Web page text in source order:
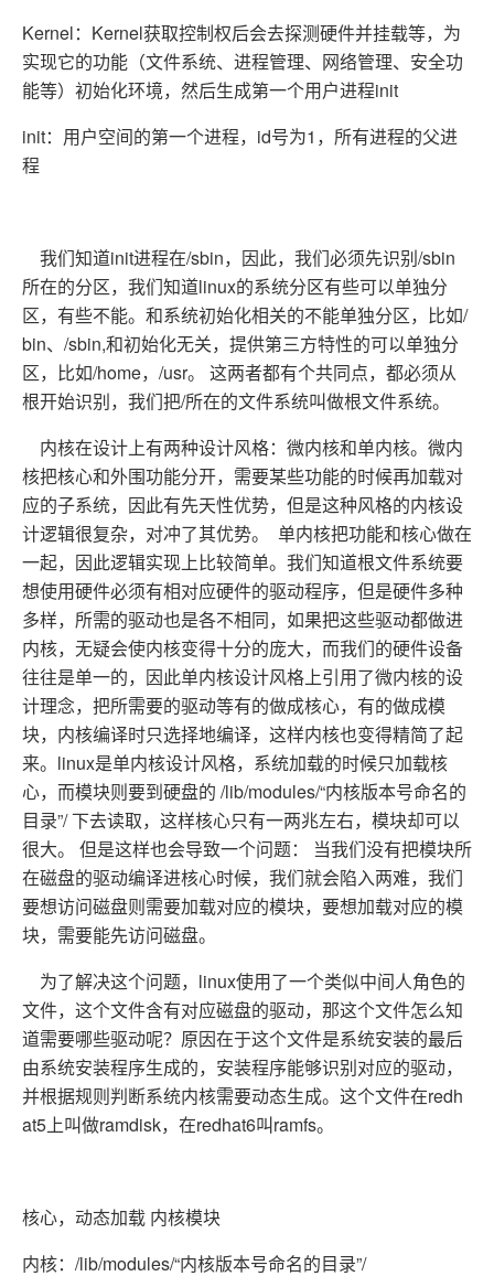
Kernel：Kernel获取控制权后会去探测硬件并挂载等，为
实现它的功能（文件系统、进程管理、网络管理、安全功
能等）初始化环境，然后生成第一个用户进程init
init：用户空间的第一个进程，id号为1，所有进程的父进
程
我们知道init进程在/sbin，因此，我们必须先识别/sbin
所在的分区，我们知道linux的系统分区有些可以单独分
区，有些不能。和系统初始化相关的不能单独分区，比如/
bin、/sbin,和初始化无关，提供第三方特性的可以单独分
区，比如/home，/usr。 这两者都有个共同点，都必须从
根开始识别，我们把/所在的文件系统叫做根文件系统。
内核在设计上有两种设计风格：微内核和单内核。微内
核把核心和外围功能分开，需要某些功能的时候再加载对
应的子系统，因此有先天性优势，但是这种风格的内核设
计逻辑很复杂，对冲了其优势。 单内核把功能和核心做在
一起，因此逻辑实现上比较简单。我们知道根文件系统要
想使用硬件必须有相对应硬件的驱动程序，但是硬件多种
多样，所需的驱动也是各不相同，如果把这些驱动都做进
内核，无疑会使内核变得十分的庞大，而我们的硬件设备
往往是单一的，因此单内核设计风格上引用了微内核的设
计理念，把所需要的驱动等有的做成核心，有的做成模
块，内核编译时只选择地编译，这样内核也变得精简了起
来。linux是单内核设计风格，系统加载的时候只加载核
心，而模块则要到硬盘的 /lib/modules/“内核版本号命名的
目录”/ 下去读取，这样核心只有一两兆左右，模块却可以
很大。 但是这样也会导致一个问题： 当我们没有把模块所
在磁盘的驱动编译进核心时候，我们就会陷入两难，我们
要想访问磁盘则需要加载对应的模块，要想加载对应的模
块，需要能先访问磁盘。
为了解决这个问题，linux使用了一个类似中间人角色的
文件，这个文件含有对应磁盘的驱动，那这个文件怎么知
道需要哪些驱动呢？原因在于这个文件是系统安装的最后
由系统安装程序生成的，安装程序能够识别对应的驱动，
并根据规则判断系统内核需要动态生成。这个文件在redh
at5上叫做ramdisk，在redhat6叫ramfs。
核心，动态加载 内核模块
内核：/lib/modules/“内核版本号命名的目录”/